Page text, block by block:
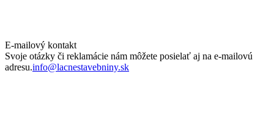
E-mailový kontakt
Svoje otázky či reklamácie nám môžete posielať aj na e-mailovú
adresu.info@lacnestavebniny.sk